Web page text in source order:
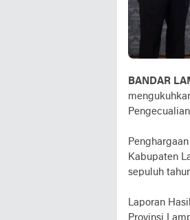
BANDAR
Kabupaten
sepuluh
Laporan